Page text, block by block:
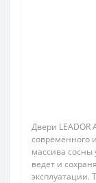
Двери LEADOR
современного
массива сосны
ведет и
эксплуатации.